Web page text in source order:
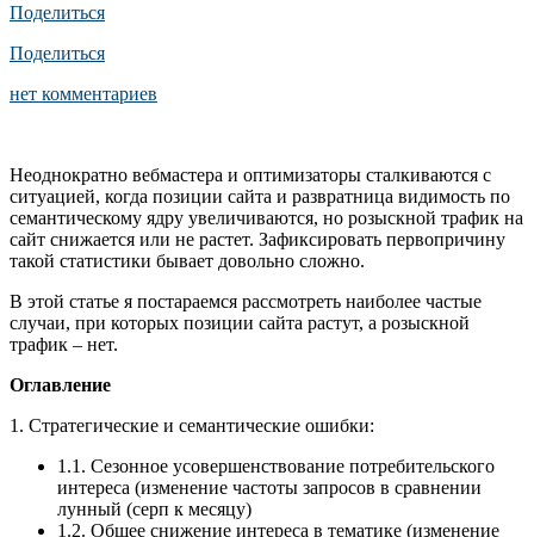
Поделиться
Поделиться
нет комментариев
Неоднократно вебмастера и оптимизаторы сталкиваются с
ситуацией, когда позиции сайта и развратница видимость по
семантическому ядру увеличиваются, но розыскной трафик на
сайт снижается или не растет. Зафиксировать первопричину
такой статистики бывает довольно сложно.
В этой статье я постараемся рассмотреть наиболее частые
случаи, при которых позиции сайта растут, а розыскной
трафик – нет.
Оглавление
1. Стратегические и семантические ошибки:
1.1. Сезонное усовершенствование потребительского
интереса (изменение частоты запросов в сравнении
лунный (серп к месяцу)
1.2. Общее снижение интереса в тематике (изменение